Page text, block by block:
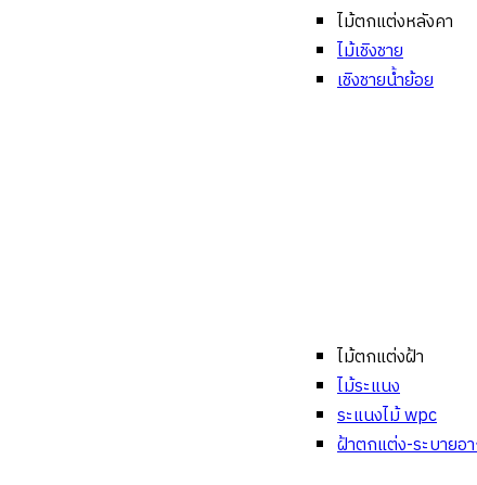
ไม้ตกแต่งหลังคา
ไม้เชิงชาย
เชิงชายน้ำย้อย
ไม้ตกแต่งฝ้า
ไม้ระแนง
ระแนงไม้ wpc
ฝ้าตกแต่ง-ระบายอ